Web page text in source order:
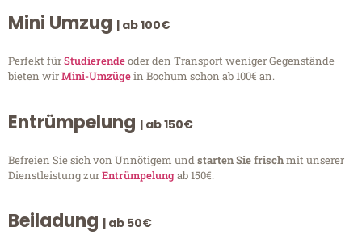
Mini Umzug | ab 100€
Perfekt fürStudierendeoder den Transport weniger Gegenstände
bieten wirMini-Umzügein Bochum schon ab 100€ an.
Entrümpelung | ab 150€
Befreien Sie sich von Unnötigem undstarten Sie frischmit unserer
Dienstleistung zurEntrümpelungab 150€.
Beiladung | ab 50€